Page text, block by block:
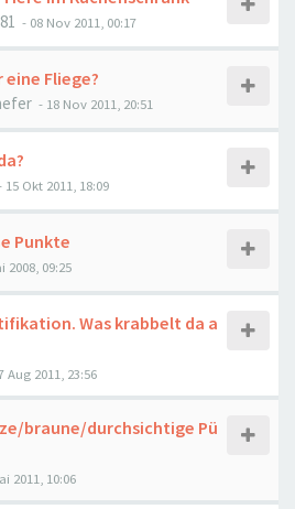
- 08 Nov 2011, 00:17
eine Fliege?
- 18 Nov 2011, 20:51
15 Okt 2011, 18:09
Punkte
2008, 09:25
Was krabbelt da a
Aug 2011, 23:56
braune/durchsichtige Pü
2011, 10:06